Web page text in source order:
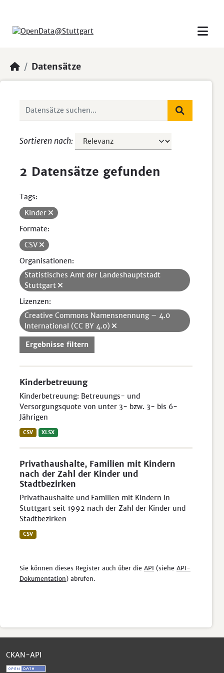
Datensätze
Sortieren nach
2 Datensätze gefunden
Tags:
Kinder
Formate:
CSV
Organisationen:
Statistisches Amt der Landeshauptstadt
Stuttgart
Lizenzen:
Creative Commons Namensnennung – 4.0
International (CC BY 4.0)
Ergebnisse filtern
Kinderbetreuung
Kinderbetreuung: Betreuungs- und
Versorgungsquote von unter 3- bzw. 3- bis 6-
Jährigen
CSV XLSX
Privathaushalte, Familien mit Kindern
nach der Zahl der Kinder und
Stadtbezirken
Privathaushalte und Familien mit Kindern in
Stuttgart seit 1992 nach der Zahl der Kinder und
Stadtbezirken
CSV
Sie können dieses Register auch über die API (siehe API-
Dokumentation) abrufen.
CKAN-API